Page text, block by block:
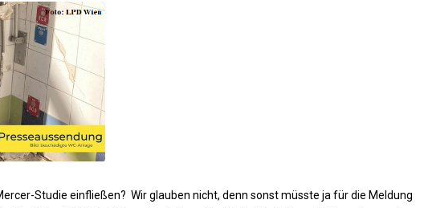
Studie einfließen? Wir glauben nicht, denn sonst müsste ja für die Meldung